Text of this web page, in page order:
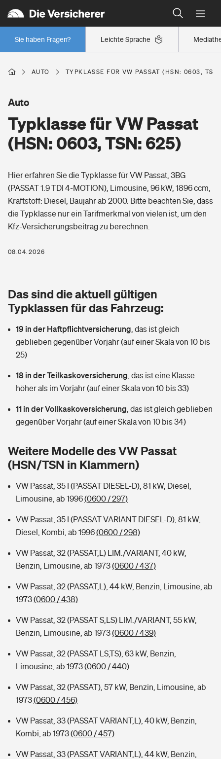
Leichte Sprache
Sie haben Fragen?
Wer versichert was: Jetzt Versicherer finden
Regionalklassen: So ist Ihre Region eingestuft
Wer versichert was: Jetzt Versicherer finden
Berufsunfähigkeitsversicherung
Erwerbsunfähigkeitsversicherung
Grundfähigkeitsversicherung
Arbeitsrechtsschutz
Berufshaftpflichtversicherung
Zur Übersicht
Tools
Wer versichert was: Jetzt Versicherer finden
Sie haben Fragen?
Wohnen
Elementarversicherung
Glasversicherung
Mietkautionsversicherung
Restkreditversicherung
Hochwasser-Check: Wie gefährdet ist Ihr Haus?
Wer versichert was: Jetzt Versicherer finden
Sie haben Fragen?
Freizeit
Pri­vate Haft­pflicht­
Kinderunfall­ver­si­che­rung
Kinderinvalidität
Hundehalter-Haftpflicht
Private Cyberversicherung
Musikinstrumentenversicherung
Zur Übersicht
Tools
Kinderunfall-Check: Mehr Sicherheit für deine Kids
Sie haben Fragen?
Gesundheit
Private Krankenversicherung
Dread-Disease-Versicherung
Tierkrankenversicherung
Zur Übersicht
Tools
Wer versichert was: Jetzt Versicherer finden
Sie haben Fragen?
Rentenrechner: Wie viel Geld bekomme ich im Alter?
AUTO TYPKLASSE FÜR VW PASSAT (HSN: 0603,
Typklasse für VW Passat
(HSN: 0603, TSN: 625)
Auto
Hier erfahren Sie die Typklasse für VW Passat, 3BG
(PASSAT 1.9 TDI 4-MOTION), Limousine, 96 kW, 1896 ccm,
Kraftstoff: Diesel, Baujahr ab 2000. Bitte beachten Sie, dass
die Typklasse nur ein Tarifmerkmal von vielen ist, um den
Kfz-Versicherungsbeitrag zu berechnen.
08.04.2026
Das sind die aktuell gültigen
Typklassen für das Fahrzeug:
19 in der Haftpflichtversicherung das ist gleich
geblieben gegenüber Vorjahr (auf einer Skala von 10 bis
25)
18 in der Teilkaskoversicherung das ist eine Klasse
höher als im Vorjahr (auf einer Skala von 10 bis 33)
11 in der Vollkaskoversicherung das ist gleich geblieben
gegenüber Vorjahr (auf einer Skala von 10 bis 34)
Weitere Modelle des VW Passat
(HSN/TSN in Klammern)
VW Passat, 35 I (PASSAT DIESEL-D), 81 kW, Diesel,
Limousine, ab 1996(0600 / 297)
VW Passat, 35 I (PASSAT VARIANT DIESEL-D), 81 kW,
Diesel, Kombi, ab 1996(0600 / 298)
VW Passat, 32 (PASSAT,L) LIM./VARIANT, 40 kW,
Benzin, Limousine, ab 1973(0600 / 437)
VW Passat, 32 (PASSAT,L), 44 kW, Benzin, Limousine, ab
1973(0600 / 438)
VW Passat, 32 (PASSAT S,LS) LIM./VARIANT, 55 kW,
Benzin, Limousine, ab 1973(0600 / 439)
VW Passat, 32 (PASSAT LS,TS), 63 kW, Benzin,
Limousine, ab 1973(0600 / 440)
VW Passat, 32 (PASSAT), 57 kW, Benzin, Limousine, ab
1973(0600 / 456)
VW Passat, 33 (PASSAT VARIANT,L), 40 kW, Benzin,
Kombi, ab 1973(0600 / 457)
VW Passat, 33 (PASSAT VARIANT,L), 44 kW, Benzin,